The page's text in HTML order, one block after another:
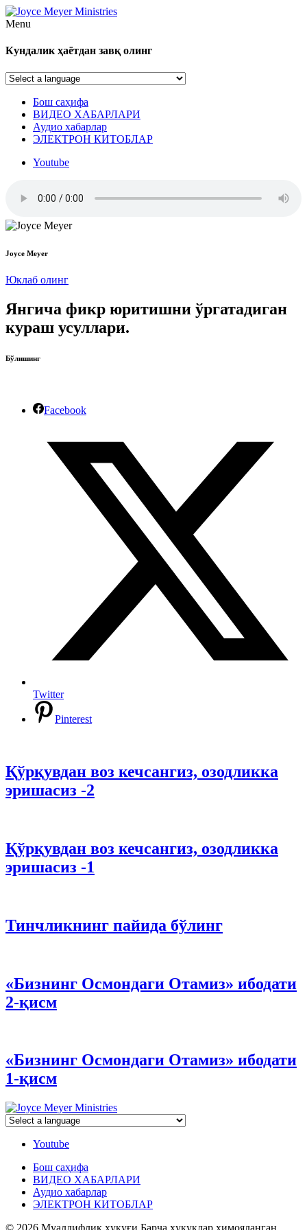
Menu
Кундалик ҳаётдан завқ олинг
Бош саҳифа
ВИДЕО ХАБАРЛАРИ
Аудио хабарлар
ЭЛЕКТРОН КИТОБЛАР
Youtube
Joyce Meyer
Юклаб олинг
Янгича фикр юритишни ўргатадиган
кураш усуллари.
Бўлишинг
Facebook
Twitter
Pinterest
Қўрқувдан воз кечсангиз, озодликка
эришасиз -2
Қўрқувдан воз кечсангиз, озодликка
эришасиз -1
Тинчликнинг пайида бўлинг
«Бизнинг Осмондаги Отамиз» ибодати
2-қисм
«Бизнинг Осмондаги Отамиз» ибодати
1-қисм
Youtube
Бош саҳифа
ВИДЕО ХАБАРЛАРИ
Аудио хабарлар
ЭЛЕКТРОН КИТОБЛАР